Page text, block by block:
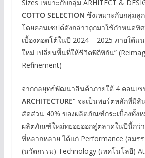
Sizes เหมาะกับกลุ่ม ARHITECT &
COTTO SELECTION ซึ่งเหมาะกับกลุ่มลู
โดยคอนเซปต์ดังกล่าวถูกมาใช้กำหนดทิ
เบื้องคอตโต้ในปี 2024 – 2025 ภายใต้แ
ใหม่ เปลี่ยนพื้นที่ให้ชีวิตพิถีพิถัน”
Refinement)
จากกลยุทธ์พัฒนาสินค้าภายใต้ 4 คอนเซ
ARCHITECTURE” จะเป็นพอร์ตหลักที่มีสิ
สัดส่วน 40% ของผลิตภัณฑ์กระเบื้องทั้ง
ผลิตภัณฑ์ใหม่ทยอยออกสู่ตลาดในปีนี้กว่
ที่หลากหลาย ได้แก่ Performance (สมร
(นวัตกรรม) Technology (เทคโนโลยี)